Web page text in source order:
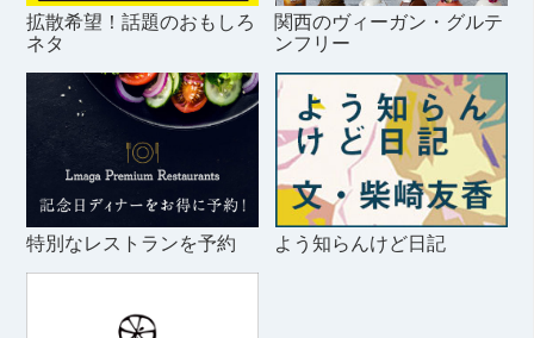
拡散希望！話題のおもしろ
ネタ
関西のヴィーガン・グルテ
ンフリー
特別なレストランを予約 よう知らんけど日記